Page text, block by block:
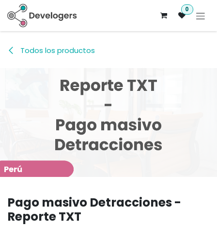
Ir al contenido 0
Todos los productos
Pago masivo Detracciones -
Reporte TXT